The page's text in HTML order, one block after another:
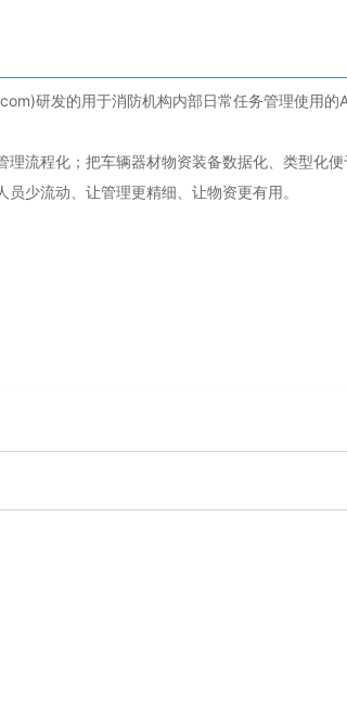
研发的用于消防机构内部日常任务管理使用
程化；把车辆器材物资装备数据化、类型化
少流动、让管理更精细、让物资更有用。